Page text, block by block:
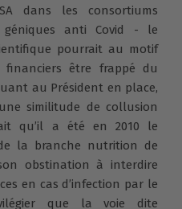
dans les consortiums
anti Covid - le
pourrait au motif
financiers être frappé du
au Président en place,
similitude de collusion
qu’il a été en 2010 le
la branche nutrition de
obstination à interdire
en cas d’infection par le
que la voie dite